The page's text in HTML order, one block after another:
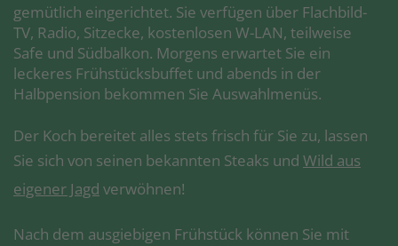
gemütlich eingerichtet. Sie verfügen über Flachbild-
TV, Radio, Sitzecke, kostenlosen W-LAN, teilweise
Safe und Südbalkon. Morgens erwartet Sie ein
leckeres Frühstücksbuffet und abends in der
Halbpension bekommen Sie Auswahlmenüs.
Der Koch bereitet alles stets frisch für Sie zu, lassen
Sie sich von seinen bekannten Steaks und Wild aus
eigener Jagd verwöhnen!
Nach dem ausgiebigen Frühstück können Sie mit